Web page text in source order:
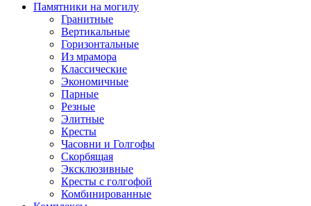
Памятники на могилу
Гранитные
Вертикальные
Горизонтальные
Из мрамора
Классические
Экономичные
Парные
Резные
Элитные
Кресты
Часовни и Голгофы
Скорбящая
Эксклюзивные
Кресты с голгофой
Комбинированные